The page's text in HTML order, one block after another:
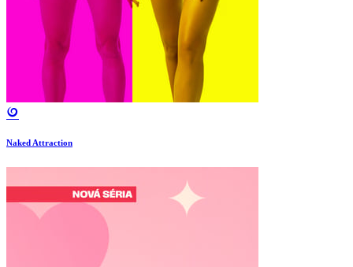
Naked Attraction